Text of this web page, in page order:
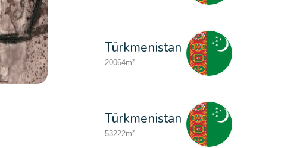
Özbekistan
15120m²
Türkmenistan
20064m²
Türkmenistan
53222m²